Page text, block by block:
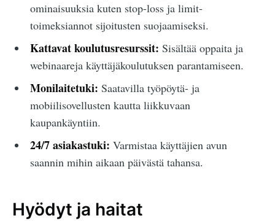
ominaisuuksia kuten stop-loss ja limit-
toimeksiannot sijoitusten suojaamiseksi.
Kattavat koulutusresurssit: Sisältää oppaita ja
webinaareja käyttäjäkoulutuksen parantamiseen.
Monilaitetuki: Saatavilla työpöytä- ja
mobiilisovellusten kautta liikkuvaan
kaupankäyntiin.
24/7 asiakastuki: Varmistaa käyttäjien avun
saannin mihin aikaan päivästä tahansa.
Hyödyt ja haitat